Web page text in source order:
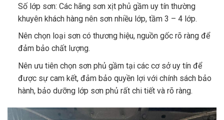
Số lớp sơn: Các hãng sơn xịt phủ gầm uy tín thường
khuyên khách hàng nên sơn nhiều lớp, tầm 3 – 4 lớp.
Nên chọn loại sơn có thương hiệu, nguồn gốc rõ ràng để
đảm bảo chất lượng.
Nên ưu tiên chọn sơn phủ gầm tại các cơ sở uy tín để
được sự cam kết, đảm bảo quyền lợi với chính sách bảo
hành, bảo dưỡng lớp sơn phủ rất chi tiết và rõ ràng.